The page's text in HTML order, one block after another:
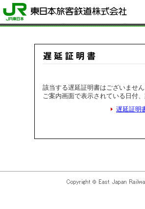
該当する遅延証明書はございません
ご案内画面で表示されている日付
遅延証明